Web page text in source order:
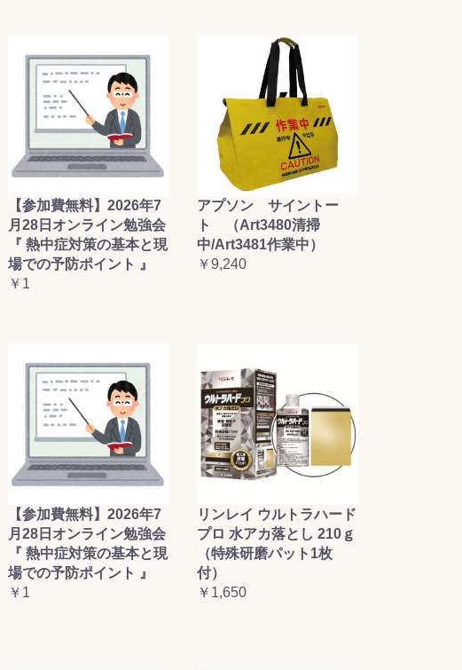
【参加費無料】2026年7
月28日オンライン勉強会
『 熱中症対策の基本と現
場での予防ポイント 』
￥1
アプソン サイントー
ト （Art3480清掃
中/Art3481作業中）
￥9,240
【参加費無料】2026年7
月28日オンライン勉強会
『 熱中症対策の基本と現
場での予防ポイント 』
￥1
リンレイ ウルトラハード
プロ 水アカ落とし 210ｇ
（特殊研磨パット1枚
付）
￥1,650